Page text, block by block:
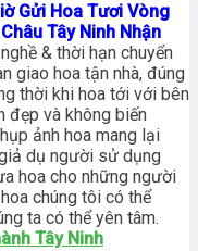
Gửi Hoa Tươi Vòng
Tây Ninh Nhận
& thời hạn chuyển
giao hoa tận nhà, đúng
thời khi hoa tới với bên
đẹp và không biến
ảnh hoa mang lại
dụ người sử dụng
hoa cho những người
chúng tôi có thể
ta có thể yên tâm.
Tây Ninh